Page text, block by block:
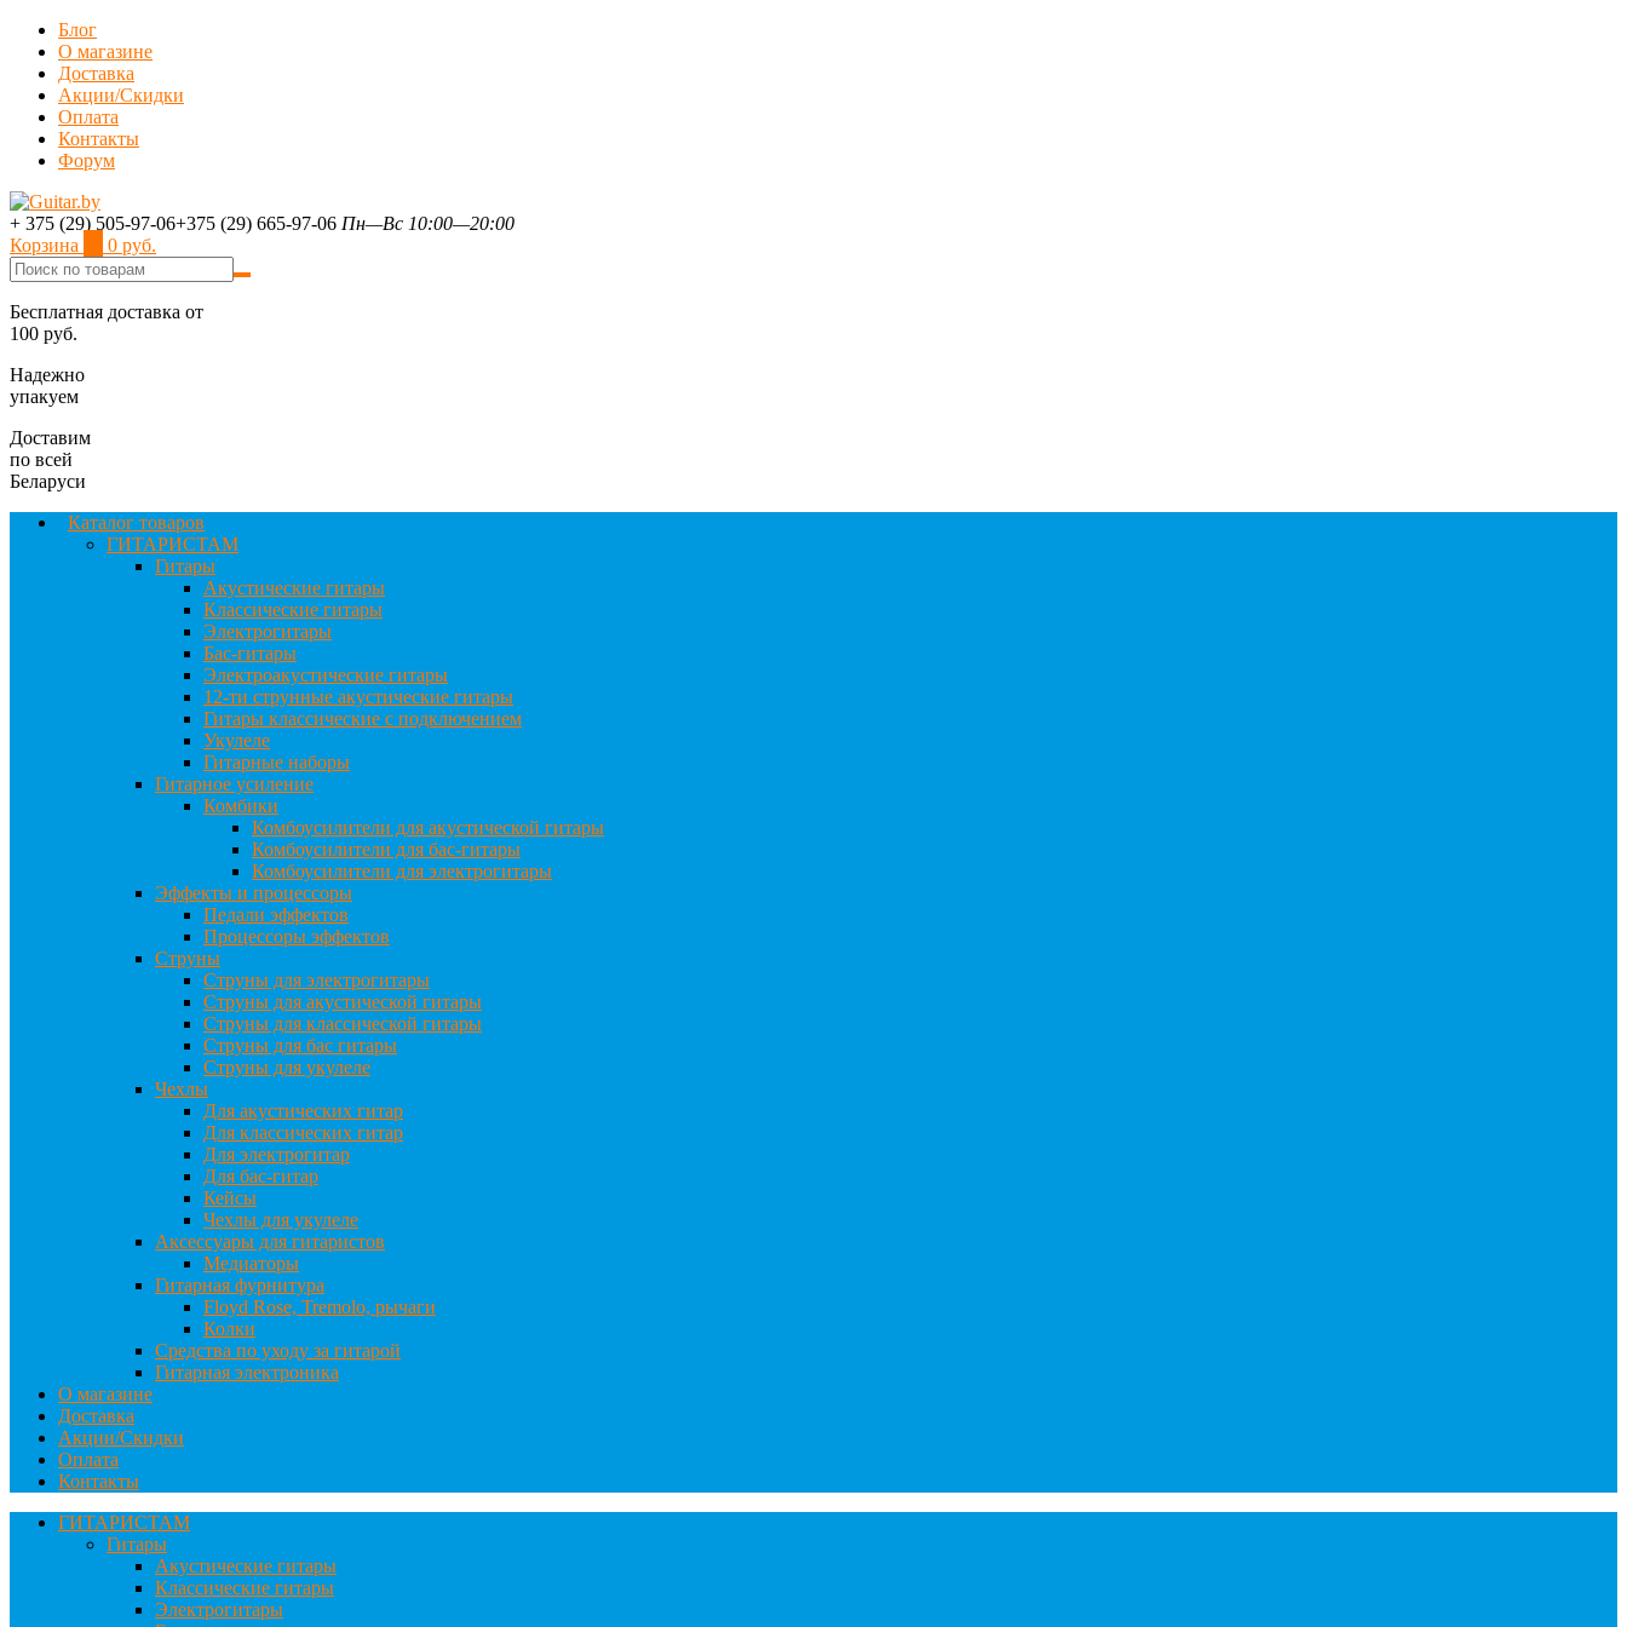
Блог
О магазине
Доставка
Акции/Скидки
Оплата
Контакты
Форум
+ 375 (29) 505-97-06+375 (29) 665-97-06 Пн—Вс 10:00—20:00
Корзина
0 руб.
Бесплатная доставка от
100 руб.
Надежно
упакуем
Доставим
по всей
Беларуси
Каталог товаров
ГИТАРИСТАМ
Гитары
Акустические гитары
Классические гитары
Электрогитары
Бас-гитары
Электроакустические гитары
12-ти струнные акустические гитары
Гитары классические с подключением
Укулеле
Гитарные наборы
Гитарное усиление
Комбики
Комбоусилители для акустической гитары
Комбоусилители для бас-гитары
Комбоусилители для электрогитары
Эффекты и процессоры
Педали эффектов
Процессоры эффектов
Струны
Струны для электрогитары
Струны для акустической гитары
Струны для классической гитары
Струны для бас гитары
Струны для укулеле
Чехлы
Для акустических гитар
Для классических гитар
Для электрогитар
Для бас-гитар
Кейсы
Чехлы для укулеле
Аксессуары для гитаристов
Медиаторы
Гитарная фурнитура
Floyd Rose, Tremolo, рычаги
Колки
Средства по уходу за гитарой
Гитарная электроника
О магазине
Доставка
Акции/Скидки
Оплата
Контакты
ГИТАРИСТАМ
Гитары
Акустические гитары
Классические гитары
Электрогитары